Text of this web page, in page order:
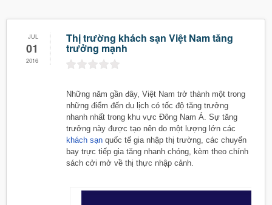
JUL
01
2016
Thị trường khách sạn Việt Nam tăng
trưởng mạnh
Những năm gần đây, Việt Nam trở thành một trong
những điểm đến du lịch có tốc độ tăng trưởng
nhanh nhất trong khu vực Đông Nam Á. Sự tăng
trưởng này được tạo nên do một lượng lớn các
khách sạn quốc tế gia nhập thị trường, các chuyến
bay trực tiếp gia tăng nhanh chóng, kèm theo chính
sách cởi mở về thị thực nhập cảnh.